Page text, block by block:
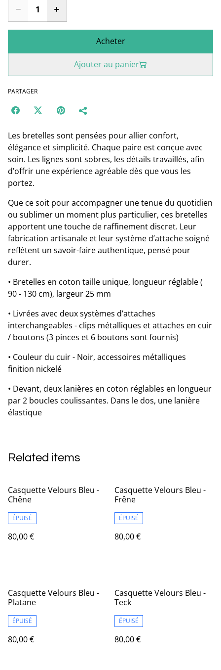
Acheter
Ajouter au panier
PARTAGER
Les bretelles sont pensées pour allier confort,
élégance et simplicité. Chaque paire est conçue avec
soin. Les lignes sont sobres, les détails travaillés, afin
d’offrir une expérience agréable dès que vous les
portez.
Que ce soit pour accompagner une tenue du quotidien
ou sublimer un moment plus particulier, ces bretelles
apportent une touche de raffinement discret. Leur
fabrication artisanale et leur système d’attache soigné
reflètent un savoir-faire authentique, pensé pour
durer.
• Bretelles en coton taille unique, longueur réglable (
90 - 130 cm), largeur 25 mm
• Livrées avec deux systèmes d’attaches
interchangeables - clips métalliques et attaches en cuir
/ boutons (3 pinces et 6 boutons sont fournis)
• Couleur du cuir - Noir, accessoires métalliques
finition nickelé
• Devant, deux lanières en coton réglables en longueur
par 2 boucles coulissantes. Dans le dos, une lanière
élastique
Related items
Casquette Velours Bleu -
Chêne
ÉPUISÉ
80,00 €
Casquette Velours Bleu -
Frêne
ÉPUISÉ
80,00 €
Casquette Velours Bleu -
Platane
ÉPUISÉ
80,00 €
Casquette Velours Bleu -
Teck
ÉPUISÉ
80,00 €